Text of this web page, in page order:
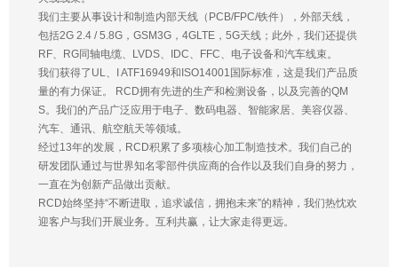
我们主要从事设计和制造内部天线（PCB/FPC/铁件），外部天线，
包括2G 2.4 / 5.8G，GSM3G，4GLTE，5G天线；此外，我们还提供
RF、RG同轴电缆、LVDS、IDC、FFC、电子设备和汽车线束。
我们获得了UL、I ATF16949和ISO14001国际标准，这是我们产品质
量的有力保证。 RCD拥有先进的生产和检测设备，以及完善的QM
S。我们的产品广泛应用于电子、数码电器、智能家居、美容仪器、
汽车、通讯、航空航天等领域。
经过13年的发展，RCD积累了多项核心加工制造技术。我们自己的
研发团队通过与世界知名零部件供应商的合作以及我们自身的努力，
一直在为创新产品做出贡献。
RCD始终坚持“不断进取，追求诚信，拥抱未来”的精神，我们热忱欢
迎客户与我们开展业务。互利共赢，让大家走得更远。